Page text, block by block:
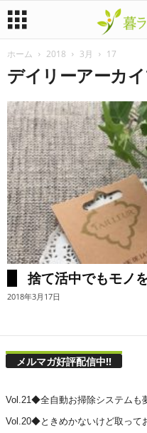
暮
シ
ノ
ユ
ト
リ
ホーム 2018 3月 17
デイリーアーカ
捨て活中でもモノ
2018年3月17日
メルマガ好評配信中!!
Vol.21◆全自動お掃除システムも
Vol.20◆ときめかないけど取って